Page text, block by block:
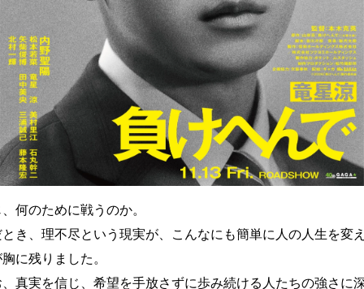
何のために戦うのか。
き、理不尽という現実が、こんなにも簡単に人の人生を変
に残りました。
真実を信じ、希望を手放さずに歩み続ける人たちの強さに